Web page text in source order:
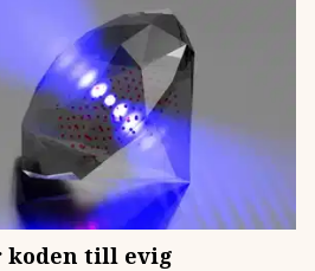
koden till evig